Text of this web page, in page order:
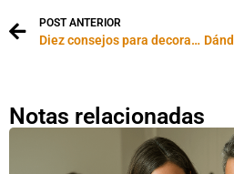
POST ANTERIOR
Diez consejos para decorar con libros
Notas relacionadas